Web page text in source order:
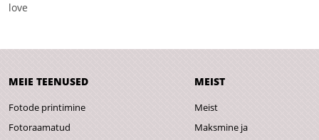
love
MEIE TEENUSED
Fotode printimine
Fotoraamatud
MEIST
Meist
Maksmine ja